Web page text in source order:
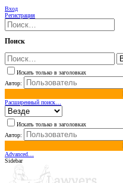
Вход
Регистрация
Поиск
Искать только в заголовках
Автор:
Расширенный поиск…
Искать только в заголовках
Автор:
Advanced…
Sidebar